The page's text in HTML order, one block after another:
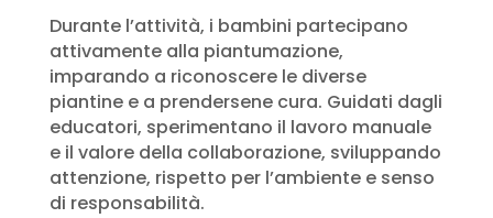
Durante l’attività, i bambini partecipano
attivamente alla piantumazione,
imparando a riconoscere le diverse
piantine e a prendersene cura. Guidati dagli
educatori, sperimentano il lavoro manuale
e il valore della collaborazione, sviluppando
attenzione, rispetto per l’ambiente e senso
di responsabilità.